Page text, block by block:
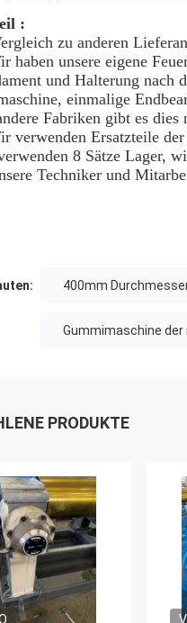
:
zu anderen
haben unsere eigene
und Halterung nach
einmalige
Fabriken gibt es
verwenden Ersatzteile
8 Sätze Lager,
Techniker und
400mm
Gummimaschine
PRODUKTE